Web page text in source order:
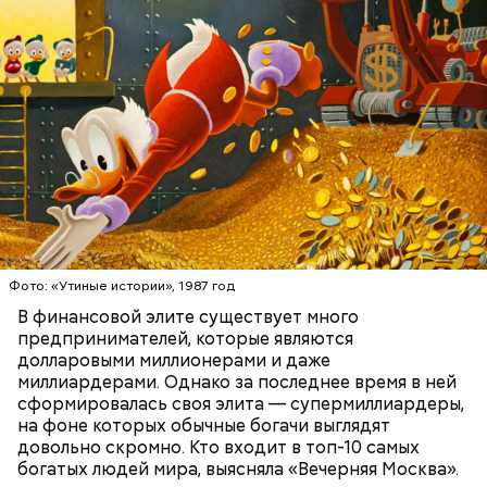
Фото: «Утиные истории», 1987 год
В финансовой элите существует много
предпринимателей, которые являются
долларовыми миллионерами и даже
миллиардерами. Однако за последнее время в ней
сформировалась своя элита — супермиллиардеры,
на фоне которых обычные богачи выглядят
довольно скромно. Кто входит в топ-10 самых
богатых людей мира, выясняла «Вечерняя Москва».
Фото: Shutterstock
Первоначально это была сеть магазинов Zara,
которая по задумке делала качественную и
стильную одежду по доступным ценам.
БОГАТСТВО
БИЗНЕС
ПРЕДПРИНИМАТЕЛИ
МИЛЛИАРДЕРЫ
ДЕНЬГИ
Люсиль Рандон (118 лет)
Фото: public domain